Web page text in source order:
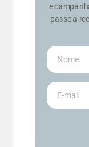
e
passe a